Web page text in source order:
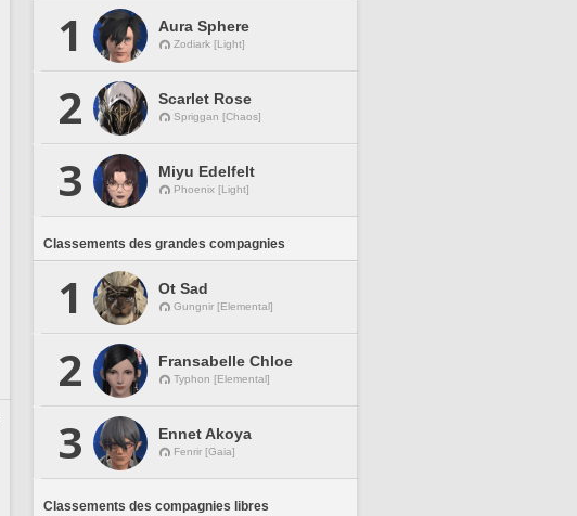
1 Aura Sphere
Zodiark [Light]
2 Scarlet Rose
Spriggan [Chaos]
3 Miyu Edelfelt
Phoenix [Light]
Classements des grandes compagnies
1 Ot Sad
Gungnir [Elemental]
2 Fransabelle Chloe
Typhon [Elemental]
3 Ennet Akoya
Fenrir [Gaia]
Classements des compagnies libres